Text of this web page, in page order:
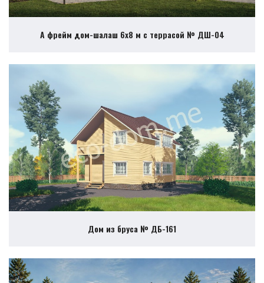
А фрейм дом-шалаш 6х8 м с террасой № ДШ-04
Дом из бруса № ДБ-161